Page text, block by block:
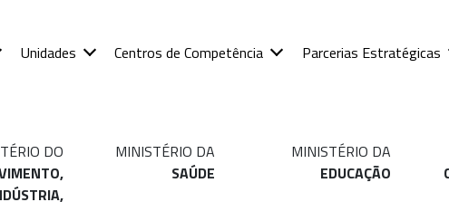
Unidades Centros de Competência Parcerias Estratégicas
DO
MINISTÉRIO DA
SAÚDE
MINISTÉRIO DA
EDUCAÇÃO